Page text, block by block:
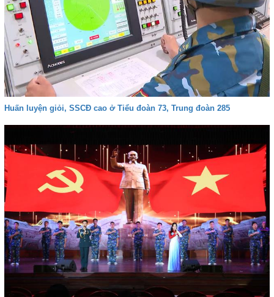
Huấn luyện giỏi, SSCĐ cao ở Tiểu đoàn 73, Trung đoàn 285